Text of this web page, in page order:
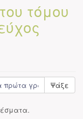
τόμου
Ψάξε